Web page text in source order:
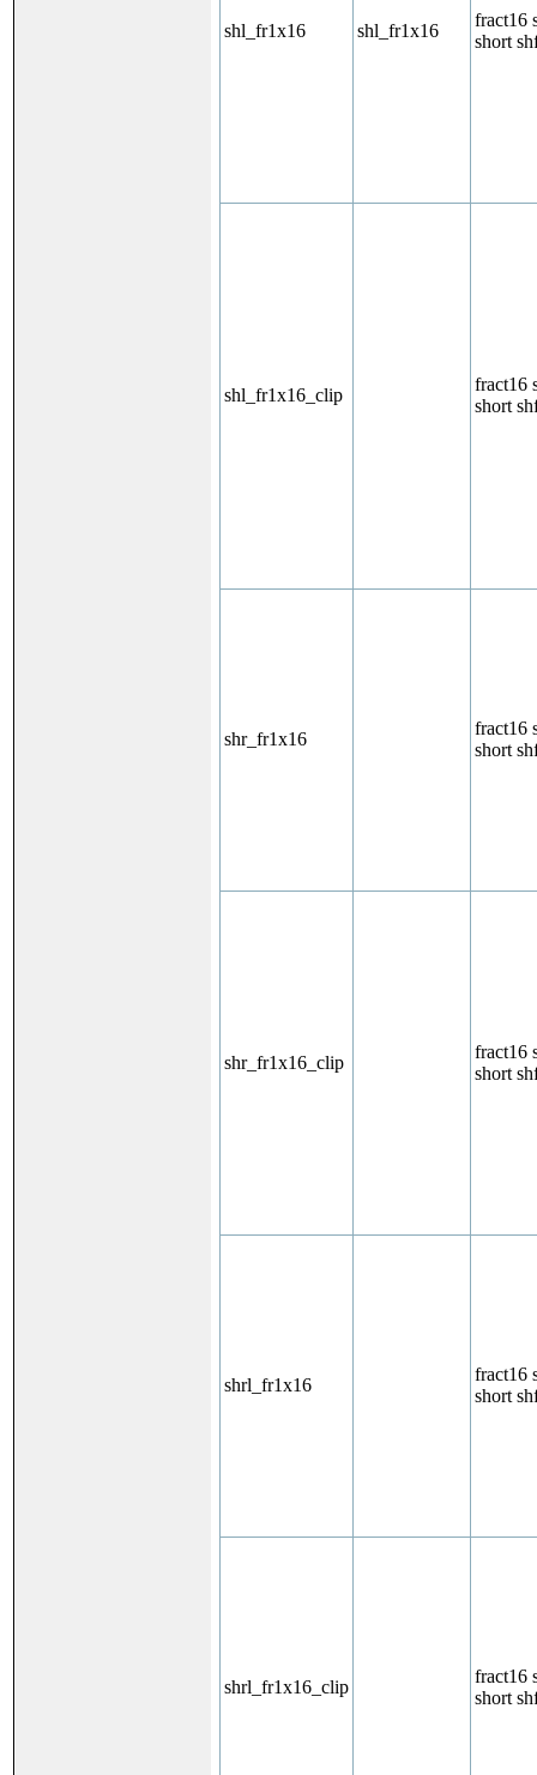
shl_fr1x16 shl_fr1x16
fract16
short
shl_fr1x16_clip
fract16
short
shr_fr1x16
fract16
short
shr_fr1x16_clip
fract16
short
shrl_fr1x16
fract16
short
shrl_fr1x16_clip
fract16
short